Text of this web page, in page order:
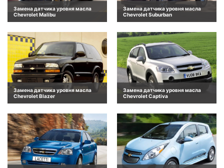
Замена датчика уровня масла
Chevrolet Malibu
Замена датчика уровня масла
Chevrolet Suburban
Замена датчика уровня масла
Chevrolet Blazer
Замена датчика уровня масла
Chevrolet Captiva